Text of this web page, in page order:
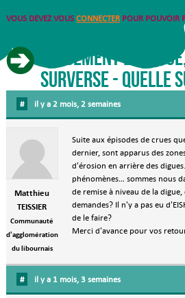
VOUS DEVEZ VOUS CONNECTERPOUR POUVOIR
Tassement de
surverse - quelle
# il y a 2 mois, 2 semaines
Matthieu
TEISSIER
Communauté
d'agglomération
du libournais
Suite aux épisodes de crues
dernier, sont apparus des
d'érosion en arrière des
phénomènes… sommes nous
de remise à niveau de la
demandes? Il n'y a pas eu
de le faire?
Merci d'avance pour vos
# il y a 1 mois, 3 semaines